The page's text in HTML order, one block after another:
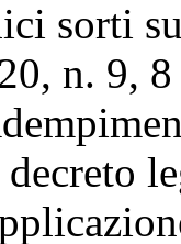
sorti
n. 9,